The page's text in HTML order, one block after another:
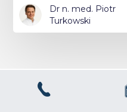
Dr n. med. Piotr
Turkowski